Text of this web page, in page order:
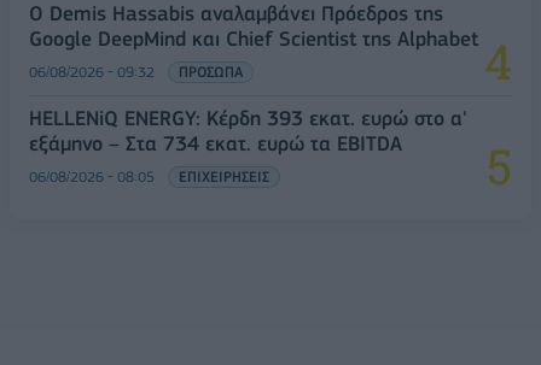
Ο Demis Hassabis αναλαμβάνει Πρόεδρος της
Google DeepMind και Chief Scientist της Alphabet
06/08/2026 - 09:32 ΠΡΟΣΩΠΑ
HELLENiQ ENERGY: Κέρδη 393 εκατ. ευρώ στο α'
εξάμηνο – Στα 734 εκατ. ευρώ τα EBITDA
06/08/2026 - 08:05 ΕΠΙΧΕΙΡΗΣΕΙΣ